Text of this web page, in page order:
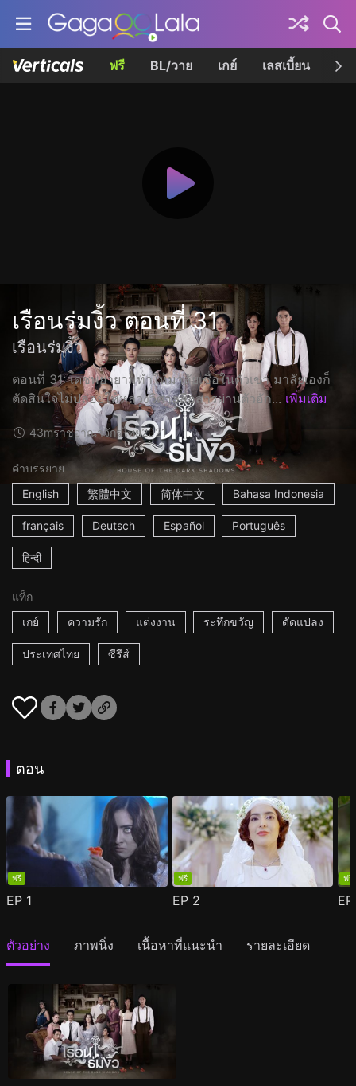
ฟรี BL/วาย เกย์ เลสเบี้ยน เค
เรือนร่มงิ้ว ตอนที่ 31
เรือนร่มงิ้ว
ตอนที่ 31: เดชพยายามทำให้มาลัยเชื่อในตัวเขา มาลัยเองก็
ตัดสินใจไม่ปล่อยให้หลวงวิศาลสื่อสารผ่านตัวอัก... เพิ่มเติม
43mราชอาณาจักรไทย2021
คำบรรยาย
English
繁體中文 简体中文 Bahasa Indonesia
français Deutsch Español Português
हिन्दी
แท็ก
เกย์
ความรัก แต่งงาน ระทึกขวัญ ดัดแปลง
ประเทศไทย ซีรีส์
ตอน
ฟรี
EP 1
ฟรี
EP 2
ฟรี
ตัวอย่าง ภาพนิ่ง เนื้อหาที่แนะนำ รายละเอียด